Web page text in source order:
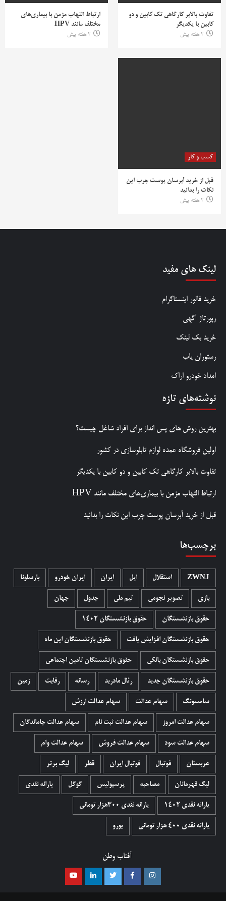
تفاوت بالابر کارگاهی تک کابین و دو
کابین با یکدیگر
2 هفته پیش
ارتباط التهاب مزمن با بیماری‌های
مختلف مانند HPV
2 هفته پیش
کسب و کار
قبل از خرید آبرسان پوست چرب این
نکات را بدانید
2 هفته پیش
لینک های مفید
خرید فالور اینستاگرام
رپورتاژ آگهی
خرید بک لینک
رستوران یاب
امداد خودرو اراک
نوشته‌های تازه
بهترین روش‌ های پس‌ انداز برای افراد شاغل چیست؟
اولین فروشگاه عمده لوازم تابلوسازی در کشور
تفاوت بالابر کارگاهی تک کابین و دو کابین با یکدیگر
ارتباط التهاب مزمن با بیماری‌های مختلف مانند HPV
قبل از خرید آبرسان پوست چرب این نکات را بدانید
برچسب‌ها
ZWNJ استقلال اپل ایران ایران خودرو بارسلونا
بازی تصویر نجومی تیم ملی جدول جهان
حقوق بازنشستگان حقوق بازنشستگان 1402
حقوق بازنشستگان افزایش یافت حقوق بازنشستگان این ماه
حقوق بازنشستگان بانکی حقوق بازنشستگان تامین اجتماعی
حقوق بازنشستگان جدید رئال مادرید رسانه رقابت زمین
سامسونگ سهام عدالت سهام عدالت ارزش
سهام عدالت امروز سهام عدالت ثبت نام سهام عدالت جاماندگان
سهام عدالت سود سهام عدالت فروش سهام عدالت وام
عربستان فوتبال فوتبال ایران قطر لیگ برتر
لیگ قهرمانان مصاحبه پرسپولیس گوگل یارانه نقدی
یارانه نقدی 1402 یارانه نقدی ۳۰۰هزار تومانی
یارانه نقدی ۴۰۰ هزار تومانی یورو
آفتاب وطن
اینستاگرام فیسبوک توییتر لینکدین یوتیوب